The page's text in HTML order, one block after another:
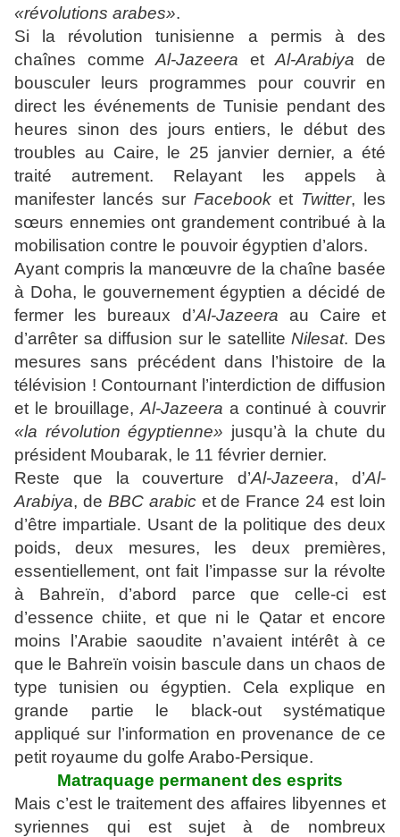
«révolutions arabes».
Si la révolution tunisienne a permis à des
chaînes commeAl-Jazeera etAl-Arabiya de
bousculer leurs programmes pour couvrir en
direct les événements de Tunisie pendant des
heures sinon des jours entiers, le début des
troubles au Caire, le 25 janvier dernier, a été
traité autrement. Relayant les appels à
manifester lancés sur Facebooket Twitter, les
sœurs ennemies ont grandement contribué à la
mobilisation contre le pouvoir égyptien d’alors.
Ayant compris la manœuvre de la chaîne basée
à Doha, le gouvernement égyptien a décidé de
fermer les bureaux d’Al-Jazeera au Caire et
d’arrêter sa diffusion sur le satelliteNilesat. Des
mesures sans précédent dans l’histoire de la
télévision ! Contournant l’interdiction de diffusion
et le brouillage, Al-Jazeera a continué à couvrir
«la révolution égyptienne» jusqu’à la chute du
président Moubarak, le 11 février dernier.
Reste que la couverture d’Al-Jazeera, d’Al-
Arabiya, de BBC arabicet de France 24 est loin
d’être impartiale. Usant de la politique des deux
poids, deux mesures, les deux premières,
essentiellement, ont fait l’impasse sur la révolte
à Bahreïn, d’abord parce que celle-ci est
d’essence chiite, et que ni le Qatar et encore
moins l’Arabie saoudite n’avaient intérêt à ce
que le Bahreïn voisin bascule dans un chaos de
type tunisien ou égyptien. Cela explique en
grande partie le black-out systématique
appliqué sur l’information en provenance de ce
petit royaume du golfe Arabo-Persique.
Matraquage permanent des esprits
Mais c’est le traitement des affaires libyennes et
syriennes qui est sujet à de nombreux